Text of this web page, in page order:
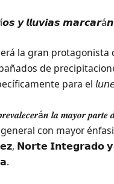
𝙮 𝙡𝙡𝙪𝙫𝙞𝙖𝙨
la gran
de
para el
𝒍𝒂 𝒎𝒂𝒚𝒐𝒓
con mayor
𝗡𝗼𝗿𝘁𝗲 𝗜𝗻𝘁𝗲𝗴𝗿𝗮𝗱𝗼